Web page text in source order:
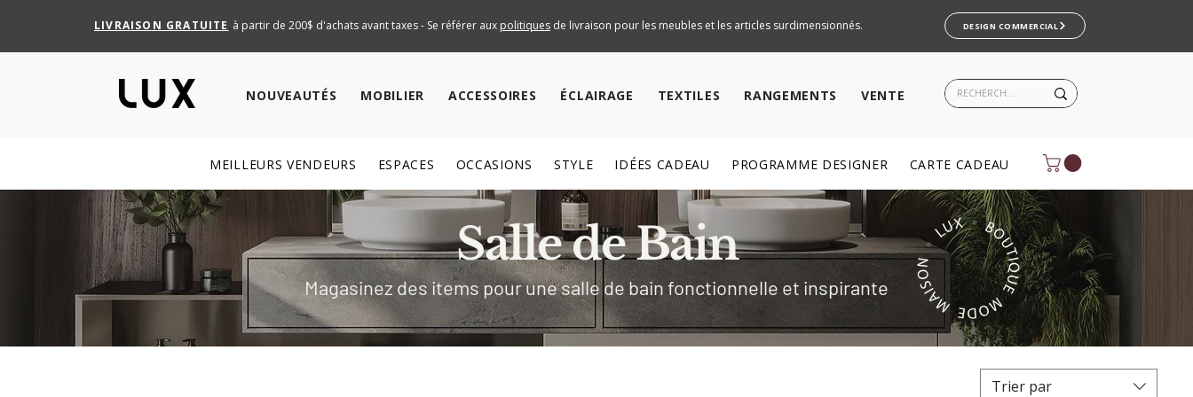
LIVRAISON GRATUITE à partir de 200$ d'achats avant taxes - Se référer aux politiquesde livraison pour les meubles et les articles surdimensionnés. DESIGN COMMERCIAL
NOUVEAUTÉS MOBILIER ACCESSOIRES ÉCLAIRAGE TEXTILES RANGEMENTS VENTE
MEILLEURS VENDEURS ESPACES OCCASIONS STYLE IDÉES CADEAU PROGRAMME DESIGNER CARTE CADEAU
Salle de Bain
Magasinez des items pour une salle de bain fonctionnelle et inspirante
Trier par